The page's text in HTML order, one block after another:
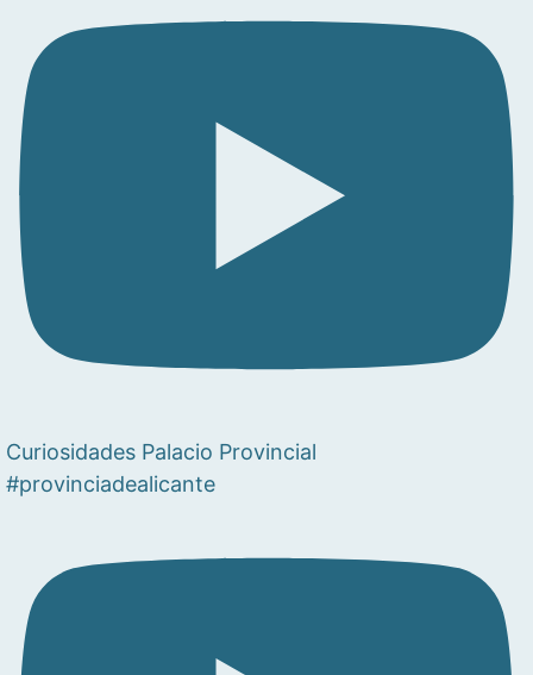
Curiosidades Palacio Provincial
#provinciadealicante